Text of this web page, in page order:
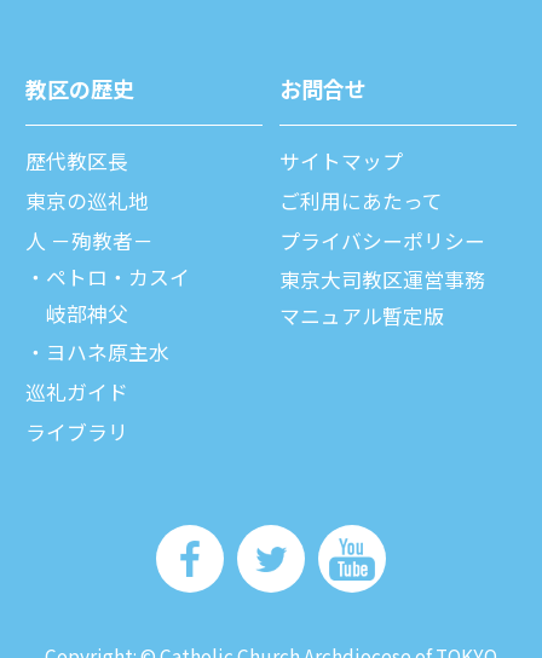
教区の歴史
歴代教区⻑
東京の巡礼地
⼈ －殉教者－
ペトロ・カスイ
岐部神父
ヨハネ原主水
巡礼ガイド
ライブラリ
お問合せ
サイトマップ
ご利⽤にあたって
プライバシーポリシー
東京大司教区運営事務
マニュアル暫定版